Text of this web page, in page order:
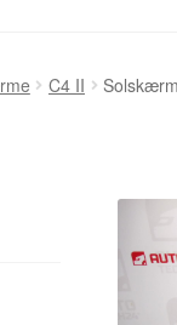
C4 II